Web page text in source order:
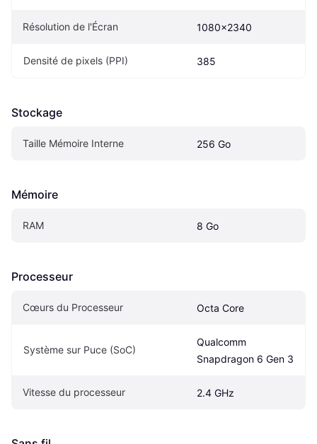
Résolution de l'Écran 1080x2340
Densité de pixels (PPI) 385
Stockage
Taille Mémoire Interne 256 Go
Mémoire
RAM 8 Go
Processeur
Cœurs du Processeur Octa Core
Système sur Puce (SoC)
Qualcomm
Snapdragon 6 Gen 3
Vitesse du processeur 2.4 GHz